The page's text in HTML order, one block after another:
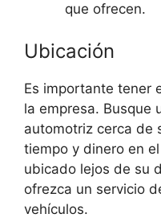
que ofrecen.
Ubicación
Es importante tener
la empresa. Busque
automotriz cerca de
tiempo y dinero en
ubicado lejos de su
ofrezca un servicio
vehículos.